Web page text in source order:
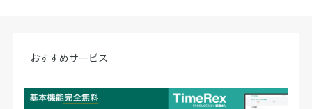
おすすめサービス